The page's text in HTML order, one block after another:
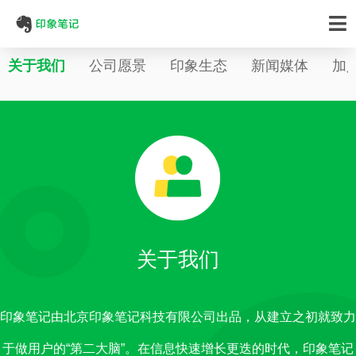
关于我们 公司愿景 印象生态 新闻媒体 加
关于我们
印象笔记由北京印象笔记科技有限公司出品，从建立之初就致力
于做用户的“第二大脑”。在信息快速增长更迭的时代，印象笔记